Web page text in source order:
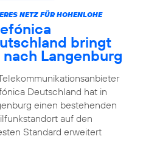
NETZ FÜR HOHENLOHE
bringt
nach Langenburg
Deutschland hat in
einen bestehenden
auf den
Standard erweitert